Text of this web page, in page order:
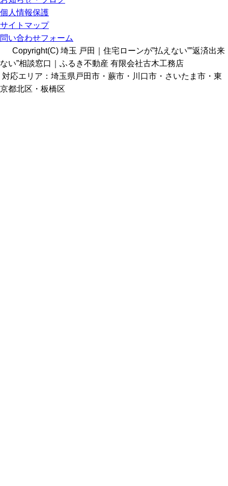
個人情報保護
サイトマップ
問い合わせフォーム
Copyright(C) 埼玉 戸田｜住宅ローンが”払えない””返済出来
ない”相談窓口｜ふるき不動産 有限会社古木工務店
対応エリア：埼玉県戸田市・蕨市・川口市・さいたま市・東
京都北区・板橋区